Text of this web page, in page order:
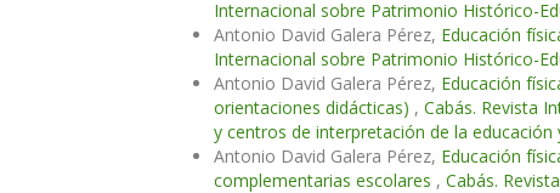
Internacional sobre Patrimonio Histórico-
Antonio David Galera Pérez, Educación
Internacional sobre Patrimonio Histórico-
Antonio David Galera Pérez, Educación
orientaciones didácticas) , Cabás. Revista
y centros de interpretación de la
Antonio David Galera Pérez, Educación
complementarias escolares , Cabás.